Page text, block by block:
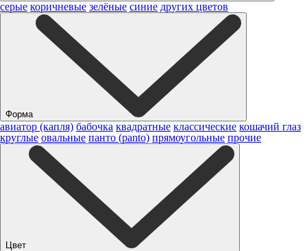
серые коричневые зелёные синие других цветов
Форма
авиатор (капля) бабочка квадратные классические кошачий глаз
круглые овальные панто (panto) прямоугольные прочие
Цвет